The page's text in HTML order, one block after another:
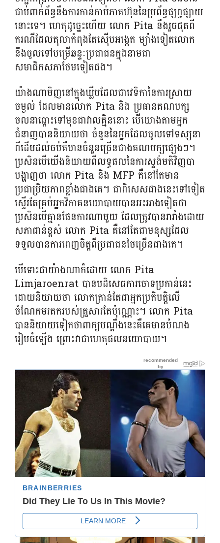
ជាប់ពាក់ព័ន្ធនឹងការកាន់កាប់ភាគហ៊ុននៃប្រព័ន្ធផ្សព្វផ្សាយ
នោះទេ។ ហេតុដូច្នេះហើយ លោក Pita នឹងរួចផុតពី
ករណីដែលតុលាកំពុងតែស៊ើបអង្កេត ម្យ៉ាងទៀតលោក
នឹងចូលទៅបម្រើឆន្ទៈប្រជាជនក្នុងនាមជា
សមាជិកសភាថែមទៀតផង។
យ៉ាងណាមិញនៅក្នុងឃ្លីបដែលជាវេទិកានៃការស្រាយ
ចម្ងល់ ដែលមានលោក Pita និង ប្រធានគណបក្ស
ចលនាឆ្ពោះទៅមុខជាវាលគ្មិននោះ បើយោងតាមអ្នក
ជំនាញបាននិយាយថា ចំនួននៃអ្នកដែលចូលទៅទស្សនា
ពីដើមដល់ចប់គឺមានចំនួនច្រើនជាងគណបក្សផ្សេងៗ។
ប្រសិនបើយើងនិយាយពីលទ្ធផលនៃការស្ទង់មតិវិញបា
បង្ហាញថា លោក Pita និង MFP គឺនៅតែមាន
ប្រជាប្រិយភាពខ្លាំងជាងគេ។ ជាពិសេសជាងនេះទៅទៀត
ស្ទើរតែគ្រប់អ្នកវិភាគនយោបាយបានអះអាងទៀតថា
ប្រសិនបើគ្មានផែនការណាមួយ ដែលត្រូវបានរារាំងដោយ
សភាជាន់ខ្ពស់ លោក Pita គឺនៅតែជាមនុស្សដែល
ទទួលបានការពេញចិត្តពីប្រជាជនថៃច្រើនជាងគេ។
បើទោះជាយ៉ាងណាក៏ដោយ លោក Pita
Limjaroenrat បានបដិសេធ​ការ​ចោទ​ប្រកាន់​នេះ
ដោយ​និយាយ​ថា លោក​គ្រាន់​តែ​ជា​អ្នក​ប្រតិបត្តិ​លើ​
ចំណែក​មរតក​របស់​គ្រួសារ​តែប៉ុណ្ណោះ។ លោក Pita
បាន​និយាយទៀត​ថា​ពាក្យ​បណ្តឹង​នេះគឺគេមានបំណង
រៀបចំឡើង ព្រោះវាជា​ហេតុផល​នយោបាយ។